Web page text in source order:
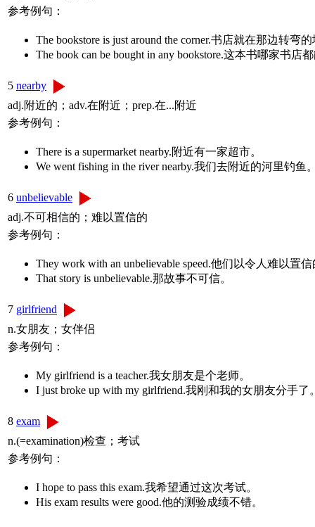
参考例句：
The bookstore is just around the corner.书店就在那边转弯
The book can be bought in any bookstore.这本书哪家书店
5 nearby
adj.附近的；adv.在附近；prep.在...附近
参考例句：
There is a supermarket nearby.附近有一家超市。
We went fishing in the river nearby.我们去附近的河里钓鱼
6 unbelievable
adj.不可相信的；难以置信的
参考例句：
They work with an unbelievable speed.他们以令人难以置
That story is unbelievable.那故事不可信。
7 girlfriend
n.女朋友；女伴侣
参考例句：
My girlfriend is a teacher.我女朋友是个老师。
I just broke up with my girlfriend.我刚和我的女朋友分手了
8 exam
n.(=examination)检查；考试
参考例句：
I hope to pass this exam.我希望通过这次考试。
His exam results were good.他的测验成绩不错。